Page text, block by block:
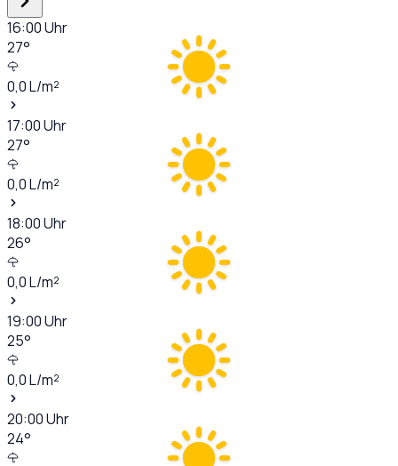
16:00Uhr
27°
0,0L/m²
17:00Uhr
27°
0,0L/m²
18:00Uhr
26°
0,0L/m²
19:00Uhr
25°
0,0L/m²
20:00Uhr
24°